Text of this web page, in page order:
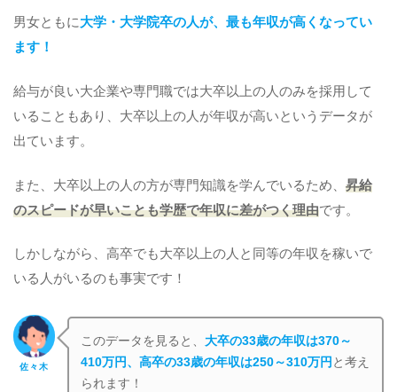
男女ともに大学・大学院卒の人が、最も年収が高くなってい
ます！
給与が良い大企業や専門職では大卒以上の人のみを採用して
いることもあり、大卒以上の人が年収が高いというデータが
出ています。
また、大卒以上の人の方が専門知識を学んでいるため、 昇給
のスピードが早いことも学歴で年収に差がつく理由です。
しかしながら、高卒でも大卒以上の人と同等の年収を稼いで
いる人がいるのも事実です！
佐々木
このデータを見ると、大卒の33歳の年収は370～
410万円、高卒の33歳の年収は250～310万円 と考え
られます！